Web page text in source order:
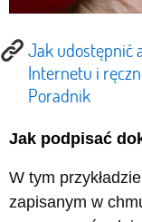
Jak udostępnić
Internetu i
Poradnik
Jak podpisać
W tym
zapisanym w